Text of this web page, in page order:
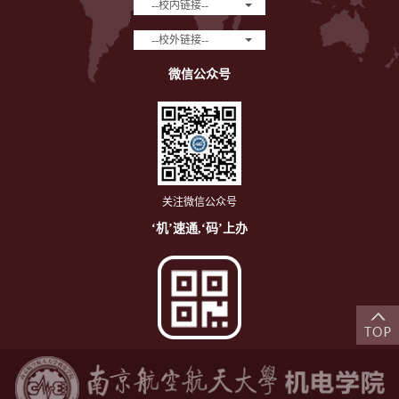
--校内链接--
--校外链接--
微信公众号
关注微信公众号
‘机’速通,‘码’上办